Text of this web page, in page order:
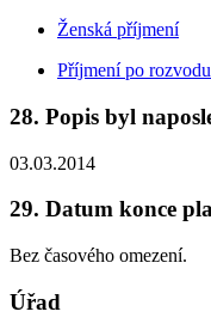
Ženská příjmení
Příjmení po
28. Popis byl
03.03.2014
29. Datum konce
Bez časového omezení.
Úřad